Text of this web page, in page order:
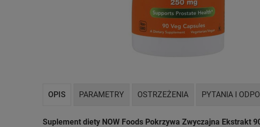
OPIS PARAMETRY OSTRZEŻENIA PYTANIA I
Suplement diety NOW Foods Pokrzywa Zwyczajna Ekstrakt